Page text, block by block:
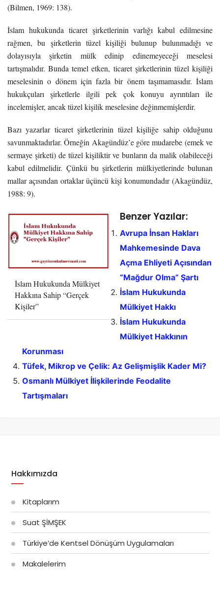
(Bilmen, 1969: 138).
İslam hukukunda ticaret şirketlerinin varlığı kabul edilmesine
rağmen, bu şirketlerin tüzel kişiliği bulunup bulunmadığı ve
dolayısıyla şirketin mülk edinip edinemeyeceği meselesi
tartışmalıdır. Bunda temel etken, ticaret şirketlerinin tüzel kişiliği
meselesinin o dönem için fazla bir önem taşımamasıdır. İslam
hukukçuları şirketlerle ilgili pek çok konuyu ayrıntıları ile
incelemişler, ancak tüzel kişilik meselesine değinmemişlerdir.
Bazı yazarlar ticaret şirketlerinin tüzel kişiliğe sahip olduğunu
savunmaktadırlar. Örneğin Akagündüz’e göre mudarebe (emek ve
sermaye şirketi) de tüzel kişiliktir ve bunların da malik olabileceği
kabul edilmelidir. Çünkü bu şirketlerin mülkiyetlerinde bulunan
mallar açısından ortaklar üçüncü kişi konumundadır (Akagündüz,
1988: 9).
İslam Hukukunda Mülkiyet
Hakkına Sahip “Gerçek
Kişiler”
Benzer Yazılar:
Avrupa İnsan Hakları
Mahkemesinde Dava
Açma Ehliyeti Açısından
“Mağdur Olma” Şartı
İslam Hukukunda
Mülkiyet Hakkı
İslam Hukukunda
Mülkiyet Hakkının
Korunması
Tüfek, Mikrop ve Çelik: Az Gelişmişlik Kader Mi?
Osmanlı Mülkiyet İlişkilerinde Feodalite
Tartışmaları
Hakkımızda
Kitaplarım
Suat ŞİMŞEK
Türkiye’de Kentsel Dönüşüm Uygulamaları
Makalelerim